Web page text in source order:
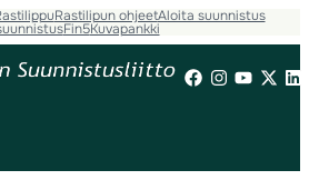
Rastilipun ohjeetAloita suunnistus
Fin5Kuvapankki